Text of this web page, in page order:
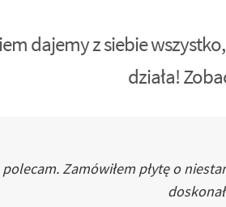
dajemy z siebie
działa!
Zamówiłem płytę o